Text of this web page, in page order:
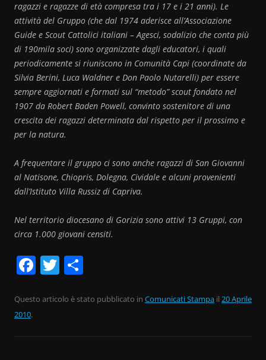
ragazzi e ragazze di età compresa tra i 17 e i 21 anni). Le
attività del Gruppo (che dal 1974 aderisce all’Associazione
Guide e Scout Cattolici italiani – Agesci, sodalizio che conta più
di 190mila soci) sono organizzate dagli educatori, i quali
periodicamente si riuniscono in Comunità Capi (coordinate da
Silvia Berini, Luca Waldner e Don Paolo Nutarelli) per essere
sempre aggiornati e formati sul “metodo” scout fondato nel
1907 da Robert Baden Powell, convinto sostenitore di una
crescita dei ragazzi determinata dal rispetto per il prossimo e
per la natura.
A frequentare il gruppo ci sono anche ragazzi di San Giovanni
al Natisone, Chiopris, Dolegna, Cividale e alcuni provenienti
dall’Istituto Villa Russiz di Capriva.
Nel territorio diocesano di Gorizia sono attivi 13 Gruppi, con
circa 1.000 giovani censiti.
F
c
T
itt n
Questo articolo è stato pubblicato in Comunicati Stampa il 20 Aprile
2010.